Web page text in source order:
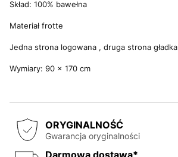
Skład: 100% bawełna
Materiał frotte
Jedna strona logowana , druga strona gładka
Wymiary: 90 x 170 cm
ORYGINALNOŚĆ
Gwarancja oryginalności
Darmowa dostawa*